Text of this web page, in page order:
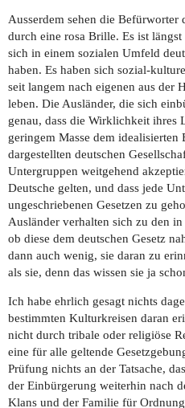
Ausserdem sehen die Befürworter
durch eine rosa Brille. Es ist
sich in einem sozialen Umfeld
haben. Es haben sich sozial-
seit langem nach eigenen aus der
leben. Die Ausländer, die sich
genau, dass die Wirklichkeit ihres
geringem Masse dem
dargestellten deutschen
Untergruppen weitgehend
Deutsche gelten, und dass jede
ungeschriebenen Gesetzen zu
Ausländer verhalten sich zu den
ob diese dem deutschen Gesetz
dann auch wenig, sie daran zu
als sie, denn das wissen sie ja
Ich habe ehrlich gesagt nichts
bestimmten Kulturkreisen daran
nicht durch tribale oder religiöse
eine für alle geltende
Prüfung nichts an der Tatsache,
der Einbürgerung weiterhin nach
Klans und der Familie für